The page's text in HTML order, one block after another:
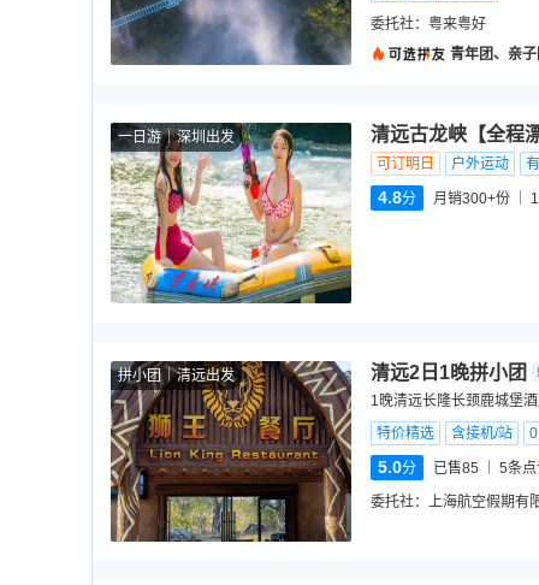
委托社： 粤来粤好
青年团、亲
一日游 深圳出发 清远古龙峡【全程
可订明日 户外运动
4.8分 月销300+份
拼小团 清远出发 清远2日1晚拼小团
1晚清远长隆长颈鹿城堡
特价精选
含接机/站
5.0分 已售85 5条
委托社： 上海航空假期有